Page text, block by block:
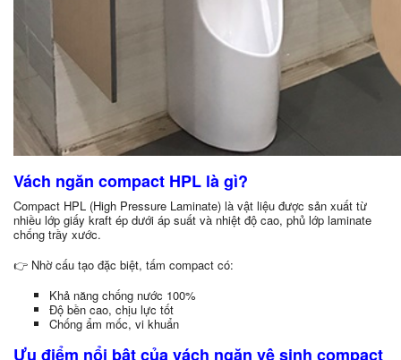
Vách ngăn compact HPL là gì?
Compact HPL (High Pressure Laminate) là vật liệu được sản xuất từ
nhiều lớp giấy kraft ép dưới áp suất và nhiệt độ cao, phủ lớp laminate
chống trầy xước.
👉 Nhờ cấu tạo đặc biệt, tấm compact có:
Khả năng chống nước 100%
Độ bền cao, chịu lực tốt
Chống ẩm mốc, vi khuẩn
Ưu điểm nổi bật của vách ngăn vệ sinh compact